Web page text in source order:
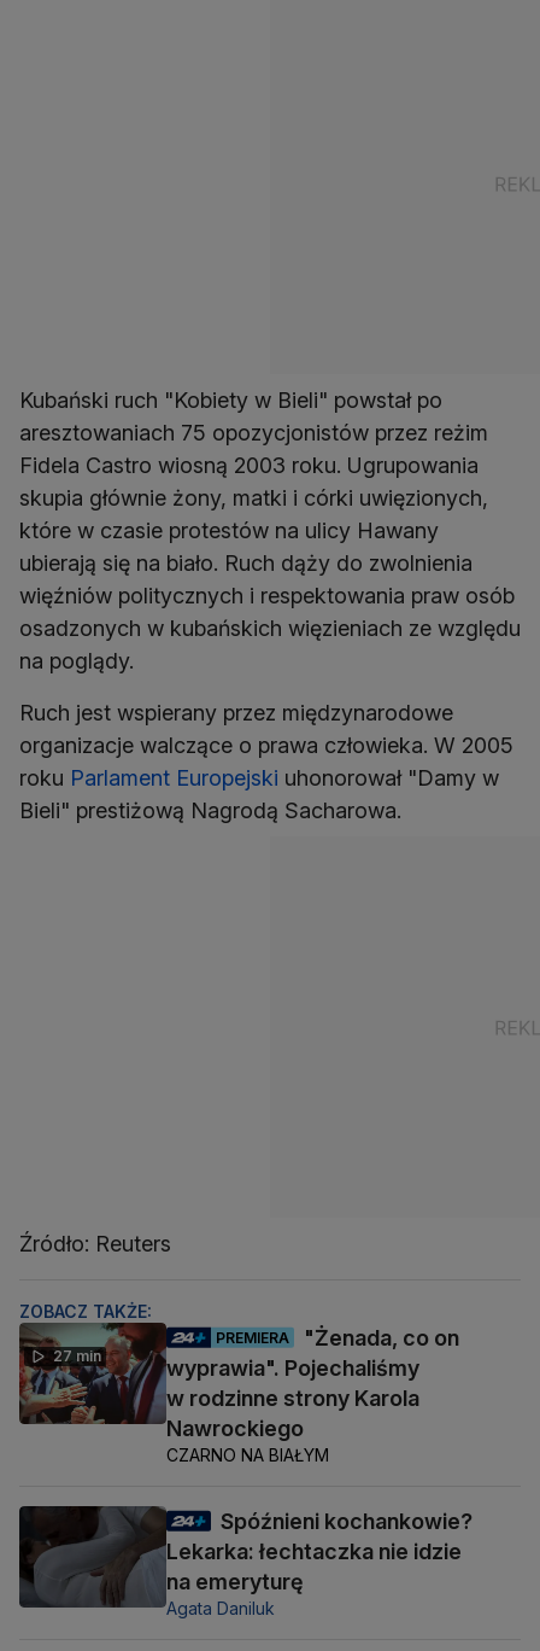
Kubański ruch "Kobiety w Bieli" powstał po
aresztowaniach 75 opozycjonistów przez reżim
Fidela Castro wiosną 2003 roku. Ugrupowania
skupia głównie żony, matki i córki uwięzionych,
które w czasie protestów na ulicy Hawany
ubierają się na biało. Ruch dąży do zwolnienia
więźniów politycznych i respektowania praw osób
osadzonych w kubańskich więzieniach ze względu
na poglądy.
Ruch jest wspierany przez międzynarodowe
organizacje walczące o prawa człowieka. W 2005
roku Parlament Europejski uhonorował "Damy w
Bieli" prestiżową Nagrodą Sacharowa.
Źródło: Reuters
ZOBACZ TAKŻE:
27 min
PREMIERA
"Żenada, co on
wyprawia". Pojechaliśmy
w rodzinne strony Karola
Nawrockiego
CZARNO NA BIAŁYM
Spóźnieni kochankowie?
Lekarka: łechtaczka nie idzie
na emeryturę
Agata Daniluk